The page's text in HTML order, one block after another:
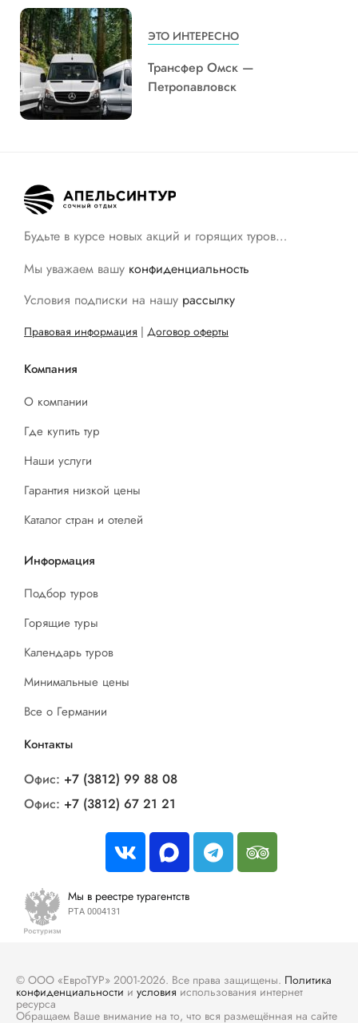
ЭТО ИНТЕРЕСНО
Трансфер Омск —
Петропавловск
Будьте в курсе новых акций и горящих туров…
Мы уважаем вашу конфиденциальность
Условия подписки на нашу рассылку
Правовая информация | Договор оферты
Компания
О компании
Где купить тур
Наши услуги
Гарантия низкой цены
Каталог стран и отелей
Информация
Подбор туров
Горящие туры
Календарь туров
Минимальные цены
Все о Германии
Контакты
Офис: +7 (3812) 99 88 08
Офис: +7 (3812) 67 21 21
Мы в реестре турагентств
РТА 0004131
© ООО «ЕвроТУР» 2001-2026. Все права защищены. Политика
конфиденциальности и условия использования интернет
ресурса
Обращаем Ваше внимание на то, что вся размещённая на сайте